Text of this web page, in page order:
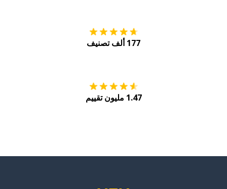
177 ألف تصنيف
1.47 مليون تقييم